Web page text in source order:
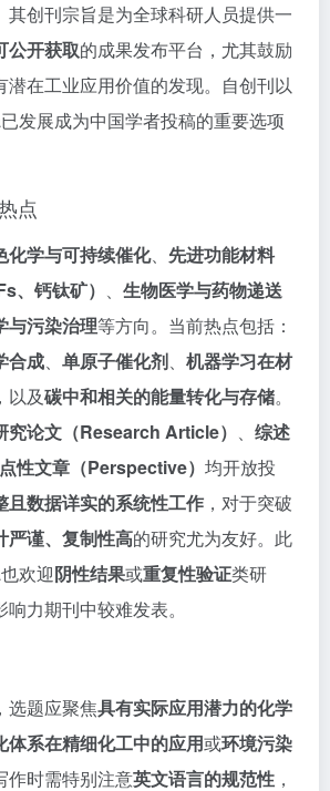
其创刊宗旨是为全球科研人员提供一
公开获取的成果发布平台，尤其鼓励
潜在工业应用价值的发现。自创刊以
发展成为中国学者投稿的重要选项
点
化学与可持续催化、 先进功能材料
、钙钛矿） 、 生物医学与药物递送
与污染治理等方向。当前热点包括：
合成、 单原子催化剂、 机器学习在材
，以及碳中和相关的能量转化与存储。
究论文（Research Article） 、 综述
性文章（Perspective） 均开放投
且数据详实的系统性工作 ，对于突破
严谨、复制性高的研究尤为友好。此
欢迎阴性结果或重复性验证类研
力期刊中较难发表。
选题应聚焦具有实际应用潜力的化学
体系在精细化工中的应用或环境污染
作时需特别注意英文语言的规范性 ，